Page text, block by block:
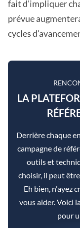
fait d'impliquer
prévue
cycles
LA
Derrière chaque
campagne de
outils et
choisir, il peut
Eh bien, n'ayez
vous aider. Voici
pour